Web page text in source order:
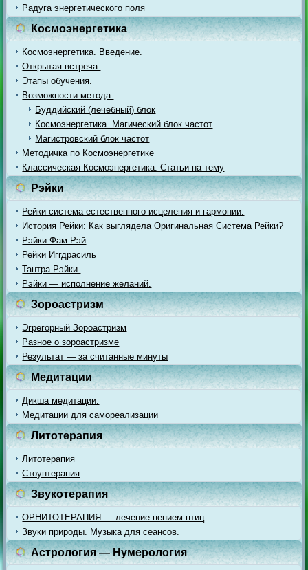
Радуга энергетического поля
Космоэнергетика
Космоэнергетика. Введение.
Открытая встреча.
Этапы обучения.
Возможности метода.
Буддийский (лечебный) блок
Космоэнергетика. Магический блок частот
Магистровский блок частот
Методичка по Космоэнергетике
Классическая Космоэнергетика. Статьи на тему
Рэйки
Рейки система естественного исцеления и гармонии.
История Рейки: Как выглядела Оригинальная Система Рейки?
Рэйки Фам Рэй
Рейки Иггдрасиль
Тантра Рэйки.
Рэйки — исполнение желаний.
Зороастризм
Эгрегорный Зороастризм
Разное о зороастризме
Результат — за считанные минуты
Медитации
Дикша медитации.
Медитации для самореализации
Литотерапия
Литотерапия
Стоунтерапия
Звукотерапия
ОРНИТОТЕРАПИЯ — лечение пением птиц
Звуки природы. Музыка для сеансов.
Астрология — Нумерология